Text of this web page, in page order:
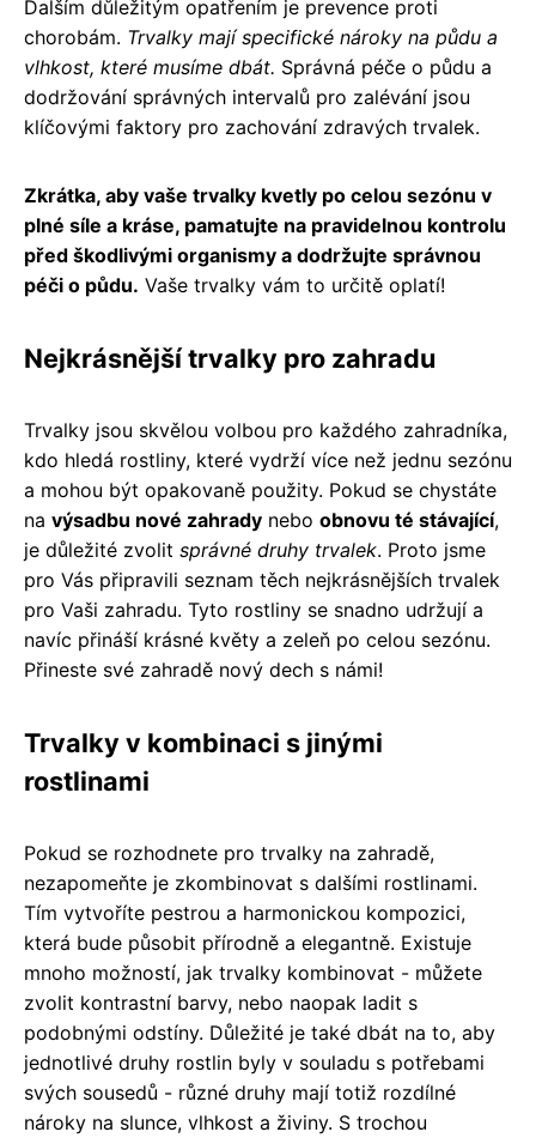
Dalším důležitým opatřením je prevence proti
chorobám. Trvalky mají specifické nároky na půdu a
vlhkost, které musíme dbát. Správná péče o půdu a
dodržování správných intervalů pro zalévání jsou
klíčovými faktory pro zachování zdravých trvalek.
Zkrátka, aby vaše trvalky kvetly po celou sezónu v
plné síle a kráse, pamatujte na pravidelnou kontrolu
před škodlivými organismy a dodržujte správnou
péči o půdu. Vaše trvalky vám to určitě oplatí!
Nejkrásnější trvalky pro zahradu
Trvalky jsou skvělou volbou pro každého zahradníka,
kdo hledá rostliny, které vydrží více než jednu sezónu
a mohou být opakovaně použity. Pokud se chystáte
na výsadbu nové zahrady nebo obnovu té stávající,
je důležité zvolit správné druhy trvalek. Proto jsme
pro Vás připravili seznam těch nejkrásnějších trvalek
pro Vaši zahradu. Tyto rostliny se snadno udržují a
navíc přináší krásné květy a zeleň po celou sezónu.
Přineste své zahradě nový dech s námi!
Trvalky v kombinaci s jinými
rostlinami
Pokud se rozhodnete pro trvalky na zahradě,
nezapomeňte je zkombinovat s dalšími rostlinami.
Tím vytvoříte pestrou a harmonickou kompozici,
která bude působit přírodně a elegantně. Existuje
mnoho možností, jak trvalky kombinovat - můžete
zvolit kontrastní barvy, nebo naopak ladit s
podobnými odstíny. Důležité je také dbát na to, aby
jednotlivé druhy rostlin byly v souladu s potřebami
svých sousedů - různé druhy mají totiž rozdílné
nároky na slunce, vlhkost a živiny. S trochou